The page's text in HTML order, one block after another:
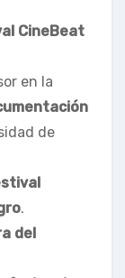
CineBeat
en la
de
.
del